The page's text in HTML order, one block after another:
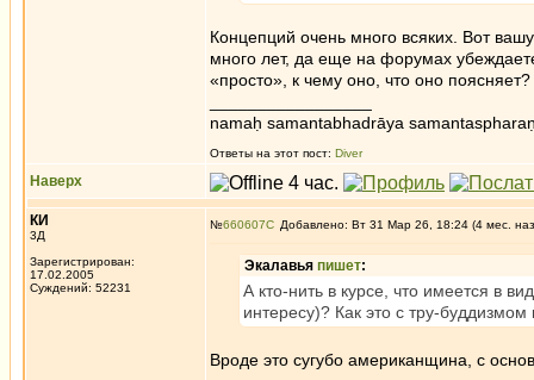
Концепций очень много всяких. Вот
много лет, да еще на форумах
«просто», к чему оно, что оно
namaḥ samantabhadrāya
Ответы на этот пост: Diver
Наверх
КИ
3Д
Зарегистрирован:
17.02.2005
Суждений: 52231
№660607 Добавлено: Вт 31 Мар 26, 18:24 (4 мес.
Экалавья пишет:
А кто-нить в курсе, что имеется в
интересу)? Как это с тру-буддизмом
Вроде это сугубо американщина, с